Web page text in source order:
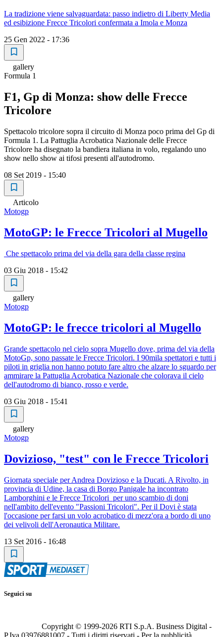
La tradizione viene salvaguardata: passo indietro di Liberty Media
ed esibizione Frecce Tricolori confermata a Imola e Monza
25 Gen 2022 - 17:36
gallery
Formula 1
F1, Gp di Monza: show delle Frecce
Tricolore
Spettacolo tricolore sopra il circuito di Monza poco prima del Gp di
Formula 1. La Pattuglia Acrobatica Nazionale delle Frecce
Tricolore ha disegnato la bandiera italiana in volo, regalando uno
show nello show ai tifosi presenti all'autodromo.
08 Set 2019 - 15:40
Articolo
Motogp
MotoGP: le Frecce Tricolori al Mugello
Che spettacolo prima del via della gara della classe regina
03 Giu 2018 - 15:42
gallery
Motogp
MotoGP: le frecce tricolori al Mugello
Grande spettacolo nel cielo sopra Mugello dove, prima del via della
MotoGp, sono passate le Frecce Tricolori. I 90mila spettatori e tutti i
piloti in griglia non hanno potuto fare altro che alzare lo sguardo per
ammirare la Pattuglia Acrobatica Nazionale che colorava il cielo
dell'autodromo di bianco, rosso e verde.
03 Giu 2018 - 15:41
gallery
Motogp
Dovizioso, "test" con le Frecce Tricolori
Giornata speciale per Andrea Dovizioso e la Ducati. A Rivolto, in
provincia di Udine, la casa di Borgo Panigale ha incontrato
Lamborghini e le Frecce Tricolori per uno scambio di doni
nell'ambito dell'evento "Passioni Tricolori". Per il Dovi è stata
l'occasione per farsi un volo acrobatico di mezz'ora a bordo di uno
dei velivoli dell'Aeronautica Militare.
13 Set 2016 - 16:48
Seguici su
Copyright © 1999-2026 RTI S.p.A. Business Digital -
P.Iva 03976881007 - Tutti i diritti riservati - Per la pubblicità